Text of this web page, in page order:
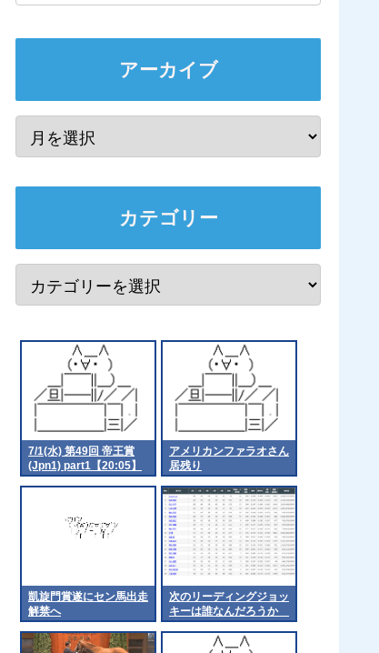
アーカイブ
カテゴリー
7/1(水) 第49回 帝王賞
(Jpn1) part1【20:05】
アメリカンファラオさん
居残り
凱旋門賞遂にセン馬出走
解禁へ
次のリーディングジョッ
キーは誰なんだろうか
他